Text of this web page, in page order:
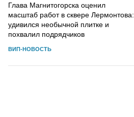
Глава Магнитогорска оценил
масштаб работ в сквере Лермонтова:
удивился необычной плитке и
похвалил подрядчиков
ВИП-НОВОСТЬ